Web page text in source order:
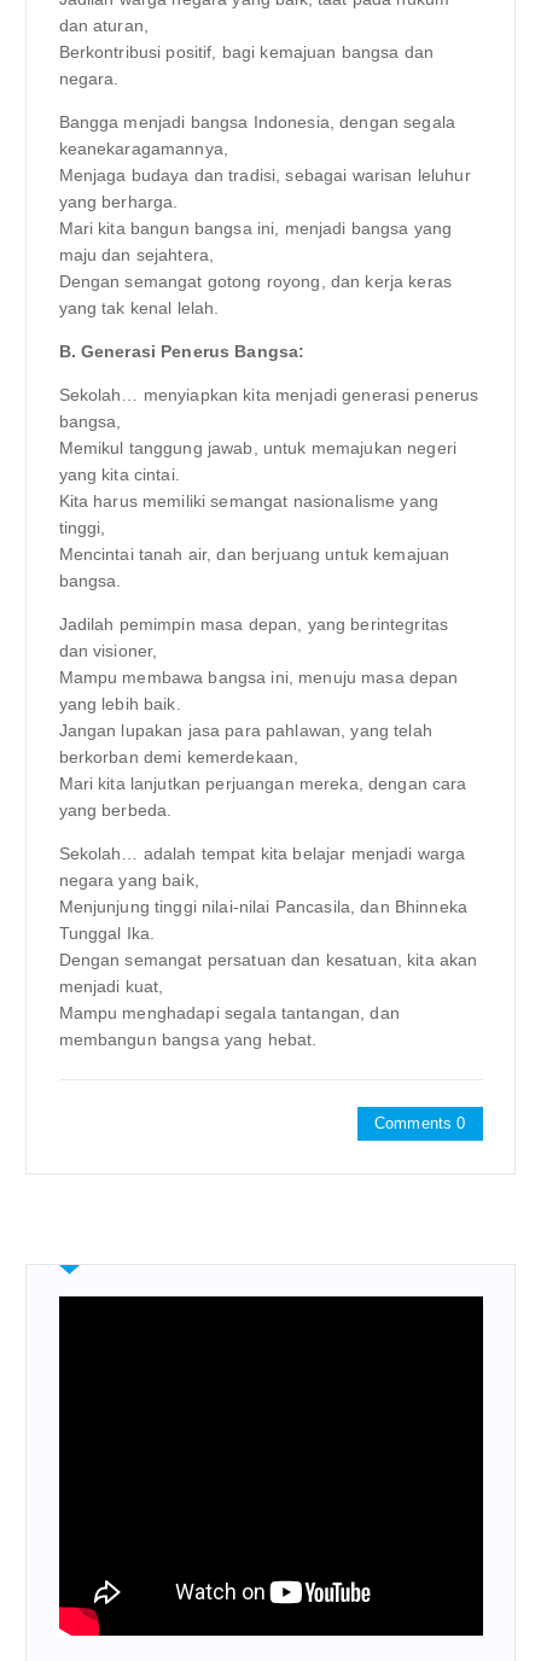
dan aturan,
Berkontribusi positif, bagi kemajuan bangsa dan
negara.
Bangga menjadi bangsa Indonesia, dengan segala
keanekaragamannya,
Menjaga budaya dan tradisi, sebagai warisan leluhur
yang berharga.
Mari kita bangun bangsa ini, menjadi bangsa yang
maju dan sejahtera,
Dengan semangat gotong royong, dan kerja keras
yang tak kenal lelah.
B. Generasi Penerus Bangsa:
Sekolah… menyiapkan kita menjadi generasi penerus
bangsa,
Memikul tanggung jawab, untuk memajukan negeri
yang kita cintai.
Kita harus memiliki semangat nasionalisme yang
tinggi,
Mencintai tanah air, dan berjuang untuk kemajuan
bangsa.
Jadilah pemimpin masa depan, yang berintegritas
dan visioner,
Mampu membawa bangsa ini, menuju masa depan
yang lebih baik.
Jangan lupakan jasa para pahlawan, yang telah
berkorban demi kemerdekaan,
Mari kita lanjutkan perjuangan mereka, dengan cara
yang berbeda.
Sekolah… adalah tempat kita belajar menjadi warga
negara yang baik,
Menjunjung tinggi nilai-nilai Pancasila, dan Bhinneka
Tunggal Ika.
Dengan semangat persatuan dan kesatuan, kita akan
menjadi kuat,
Mampu menghadapi segala tantangan, dan
membangun bangsa yang hebat.
Comments 0